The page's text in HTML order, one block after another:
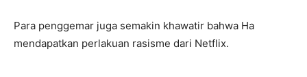
Para penggemar juga semakin khawatir bahwa Ha
mendapatkan perlakuan rasisme dari Netflix.